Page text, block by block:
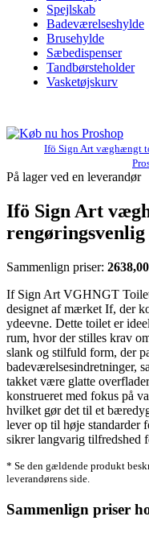
Spejlskab
Badeværelseshylde
Brusehylde
Sæbedispenser
Tandbørsteholder
Vasketøjskurv
Ifö Sign Art væghængt
På lager ved en leverandør
Ifö Sign Art
Sammenlign priser:
If Sign Art VGHNGT
designet af mærket If, der
ydeevne. Dette toilet er
rum, hvor der stilles krav
slank og stilfuld form, der
badeværelsesindretninger,
takket være glatte
konstrueret med fokus på
hvilket gør det til et
lever op til høje
sikrer langvarig tilfredshed
* Se den gældende produkt
leverandørens side.
Sammenlign priser